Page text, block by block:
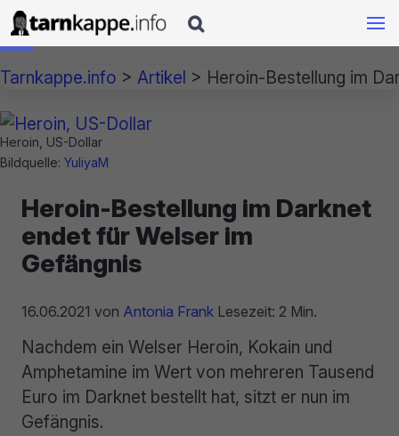

Tarnkappe.info > Artikel > Heroin-Bestellung im
Heroin, US-Dollar
Bildquelle: YuliyaM
Heroin-Bestellung im Darknet
endet für Welser im
Gefängnis
16.06.2021 von Antonia Frank Lesezeit: 2 Min.
Nachdem ein Welser Heroin, Kokain und
Amphetamine im Wert von mehreren Tausend
Euro im Darknet bestellt hat, sitzt er nun im
Gefängnis.